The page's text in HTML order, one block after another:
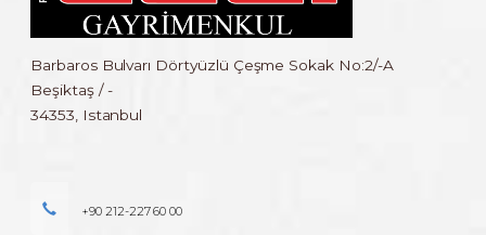
Barbaros Bulvarı Dörtyüzlü Çeşme Sokak No:2/-A
Beşiktaş / -
34353, Istanbul
+90 212-227 60 00